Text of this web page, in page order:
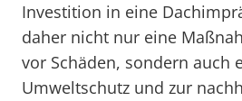
Investition in eine
daher nicht nur eine
vor Schäden, sondern auch
Umweltschutz und zur